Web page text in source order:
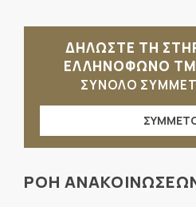
ΔΗΛΩΣΤΕ ΤΗ
ΕΛΛΗΝΟΦΩΝΟ
ΣΥΝΟΛΟ
ΡΟΗ